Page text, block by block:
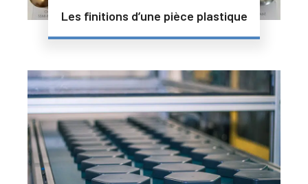
Les finitions d’une pièce plastique